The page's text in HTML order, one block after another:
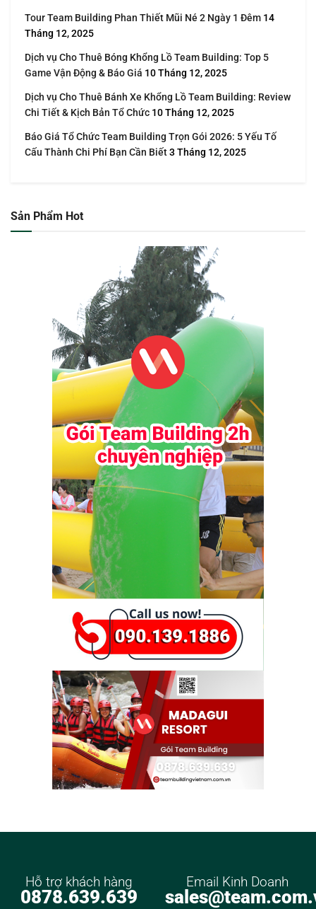
Tour Team Building Phan Thiết Mũi Né 2 Ngày 1 Đêm 14
Tháng 12, 2025
Dịch vụ Cho Thuê Bóng Khổng Lồ Team Building: Top 5
Game Vận Động & Báo Giá 10 Tháng 12, 2025
Dịch vụ Cho Thuê Bánh Xe Khổng Lồ Team Building: Review
Chi Tiết & Kịch Bản Tổ Chức 10 Tháng 12, 2025
Báo Giá Tổ Chức Team Building Trọn Gói 2026: 5 Yếu Tố
Cấu Thành Chi Phí Bạn Cần Biết3 Tháng 12, 2025
Sản Phẩm Hot
Hỗ trợ khách hàng
0878.639.639
Email Kinh Doanh